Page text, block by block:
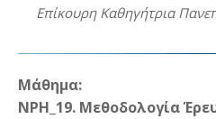
Επίκουρη Καθηγήτρια
Μάθημα:
ΝΡΗ_19. Μεθοδολογία